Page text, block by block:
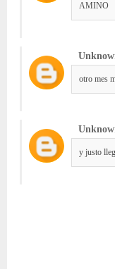
AMINO
otro mes
y justo